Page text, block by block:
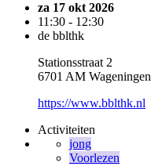
za 17 okt 2026
11:30 - 12:30
de bblthk
Stationsstraat 2
6701 AM Wageningen
https://www.bblthk.nl
Activiteiten
jong
Voorlezen